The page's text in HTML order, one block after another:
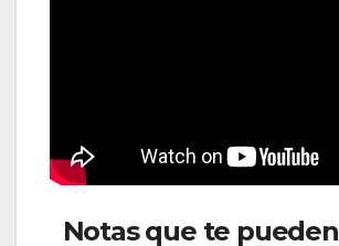
Notas que te pueden